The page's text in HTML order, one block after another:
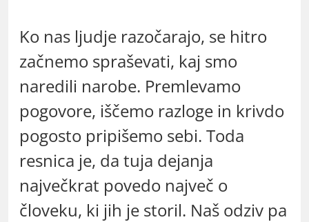
Ko nas ljudje razočarajo, se hitro
začnemo spraševati, kaj smo
naredili narobe. Premlevamo
pogovore, iščemo razloge in krivdo
pogosto pripišemo sebi. Toda
resnica je, da tuja dejanja
največkrat povedo največ o
človeku, ki jih je storil. Naš odziv pa